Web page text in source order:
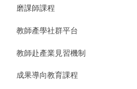
磨課師課程
教師產學社群平台
教師赴產業見習機制
成果導向教育課程